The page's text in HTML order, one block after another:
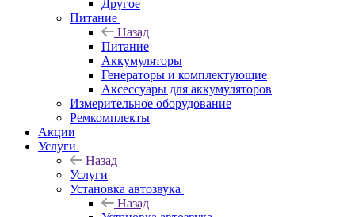
Другое
Питание
Назад
Питание
Аккумуляторы
Генераторы и комплектующие
Аксессуары для аккумуляторов
Измерительное оборудование
Ремкомплекты
Акции
Услуги
Назад
Услуги
Установка автозвука
Назад